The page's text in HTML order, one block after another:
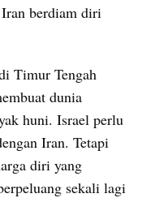
berdiam diri
Timur Tengah
dunia
huni. Israel perlu
Iran. Tetapi
diri yang
sekali lagi